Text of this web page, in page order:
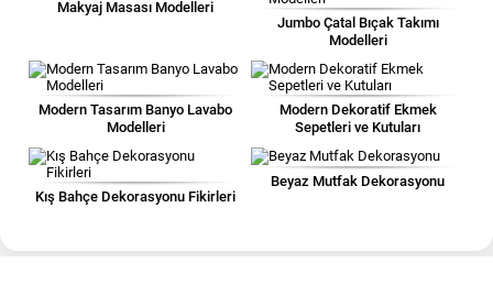
Makyaj Masası Modelleri
Jumbo Çatal Bıçak Takımı
Modelleri
Modern Tasarım Banyo Lavabo
Modelleri
Modern Dekoratif Ekmek
Sepetleri ve Kutuları
Kış Bahçe Dekorasyonu Fikirleri
Beyaz Mutfak Dekorasyonu